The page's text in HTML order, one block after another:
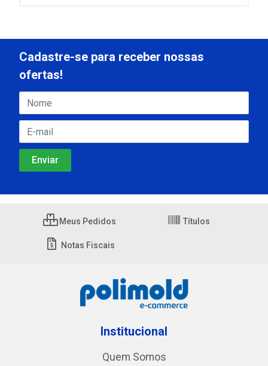
Cadastre-se para receber nossas
ofertas!
Meus Pedidos Títulos
Notas Fiscais
Institucional
Quem Somos